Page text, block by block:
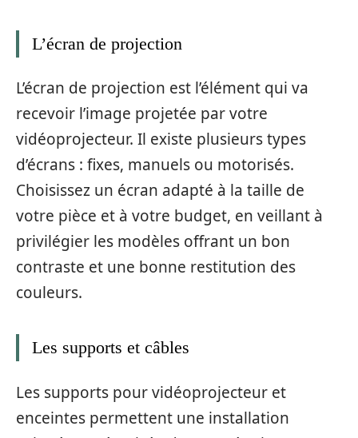
L’écran de projection
L’écran de projection est l’élément qui va
recevoir l’image projetée par votre
vidéoprojecteur. Il existe plusieurs types
d’écrans : fixes, manuels ou motorisés.
Choisissez un écran adapté à la taille de
votre pièce et à votre budget, en veillant à
privilégier les modèles offrant un bon
contraste et une bonne restitution des
couleurs.
Les supports et câbles
Les supports pour vidéoprojecteur et
enceintes permettent une installation